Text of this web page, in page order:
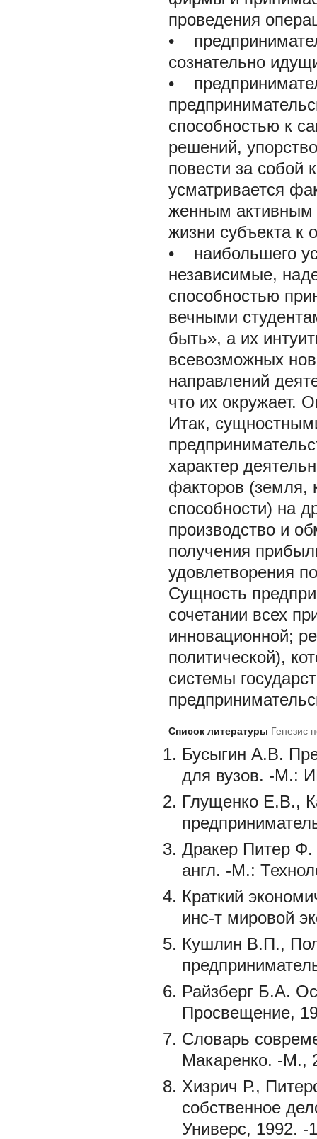
проведения
•
сознательно
•
способностью к
решений,
повести за собой
усматривается
женным активным
жизни субъекта к
• наибольшего
независимые,
способностью
вечными
быть», а их
всевозможных
направлений
что их окружает.
Итак,
характер
факторов (земля,
способности) на
производство и
получения
удовлетворения
Сущность
сочетании всех
инновационной;
политической),
системы
Список литературы Генезис
Бусыгин А.В.
для вузов. -М.:
Глущенко Е.В.,
Дракер Питер Ф.
англ. -М.:
Краткий
инс-т мировой
Кушлин В.П.,
Райзберг Б.А.
Просвещение,
Словарь
Макаренко. -М.,
Хизрич Р.,
собственное
Универс, 1992. -